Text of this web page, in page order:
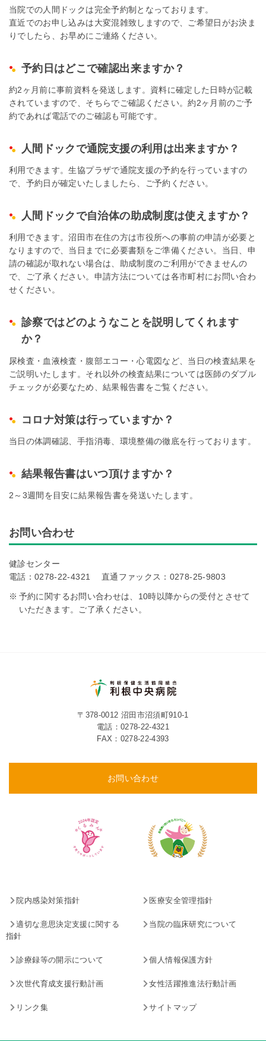
当院での人間ドックは完全予約制となっております。
直近でのお申し込みは大変混雑致しますので、ご希望日がお決ま
りでしたら、お早めにご連絡ください。
予約日はどこで確認出来ますか？
約2ヶ月前に事前資料を発送します。資料に確定した日時が記載
されていますので、そちらでご確認ください。約2ヶ月前のご予
約であれば電話でのご確認も可能です。
人間ドックで通院支援の利用は出来ますか？
利用できます。生協プラザで通院支援の予約を行っていますの
で、予約日が確定いたしましたら、ご予約ください。
人間ドックで自治体の助成制度は使えますか？
利用できます。沼田市在住の方は市役所への事前の申請が必要と
なりますので、当日までに必要書類をご準備ください。当日、申
請の確認が取れない場合は、助成制度のご利用ができませんの
で、ご了承ください。申請方法については各市町村にお問い合わ
せください。
診察ではどのようなことを説明してくれます
か？
尿検査・血液検査・腹部エコー・心電図など、当日の検査結果を
ご説明いたします。それ以外の検査結果については医師のダブル
チェックが必要なため、結果報告書をご覧ください。
コロナ対策は行っていますか？
当日の体調確認、手指消毒、環境整備の徹底を行っております。
結果報告書はいつ頂けますか？
2～3週間を目安に結果報告書を発送いたします。
お問い合わせ
健診センター
電話：0278-22-4321 直通ファックス：0278-25-9803
予約に関するお問い合わせは、10時以降からの受付とさせて
いただきます。ご了承ください。
〒378-0012 沼田市沼須町910-1
電話： 0278-22-4321
FAX：0278-22-4393
お問い合わせ
院内感染対策指針 医療安全管理指針
適切な意思決定支援に関する
指針
当院の臨床研究について
診療録等の開示について 個人情報保護方針
次世代育成支援行動計画 女性活躍推進法行動計画
リンク集 サイトマップ